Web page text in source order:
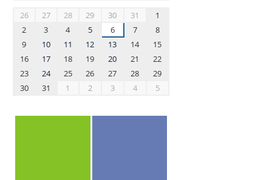
26
27 28 29 30 31
1
2
3 4 5 6 7
8
9
10 11 12 13 14
15
16
17 18 19 20 21
22
23
24 25 26 27 28
29
30
31 1 2 3 4 5